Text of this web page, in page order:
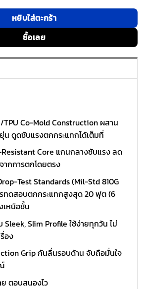
หยิบใส่ตะกร้า
ซื้อเลย
TPU Co-Mold Construction ผสาน
น ดูดซับแรงตกกระแทกได้เต็มที่
Core แกนกลางซับแรง ลด
ากการตกโดยตรง
Test Standards (Mil-Std 810G
รทดสอบตกกระแทกสูงสุด 20 ฟุต (6
เหนือชั้น
Sleek, Slim Profile ใช้ง่ายทุกวัน ไม่
อง
Grip กันลื่นรอบด้าน จับถือมั่นใจ
ตอบสนองไว